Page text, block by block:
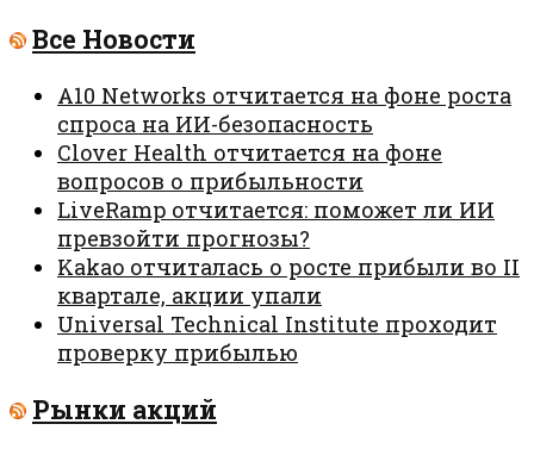
Все Новости
A10 Networks отчитается на фоне роста
спроса на ИИ-безопасность
Clover Health отчитается на фоне
вопросов о прибыльности
LiveRamp отчитается: поможет ли ИИ
превзойти прогнозы?
Kakao отчиталась о росте прибыли во II
квартале, акции упали
Universal Technical Institute проходит
проверку прибылью
Рынки акций